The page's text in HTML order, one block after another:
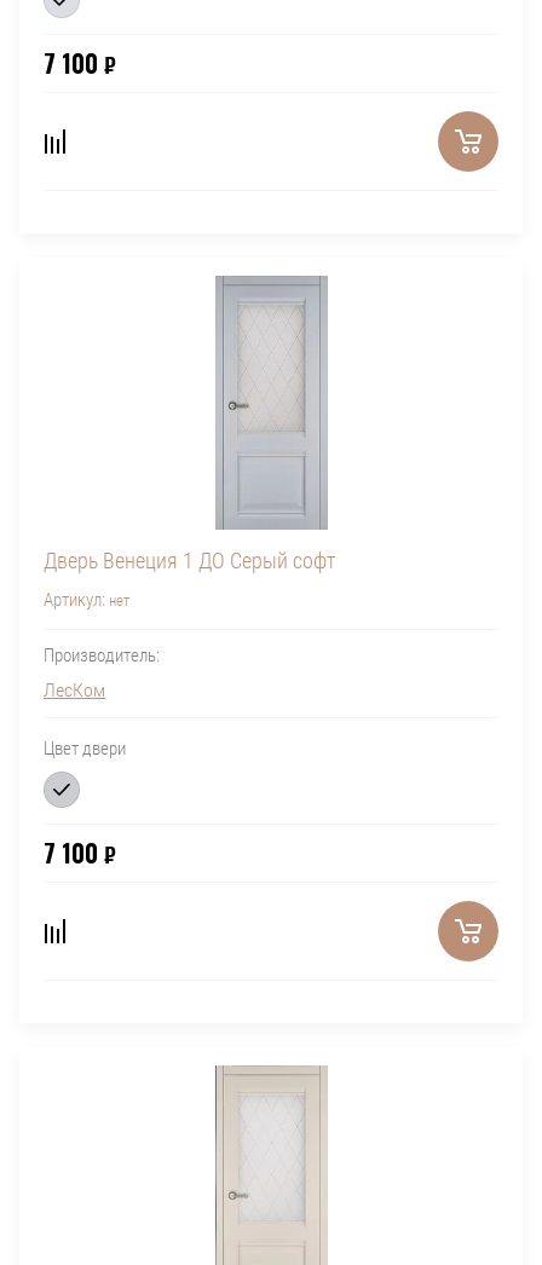
7 100 ₽
Дверь Венеция 1 ДО Серый софт
Артикул: нет
Производитель:
ЛесКом
Цвет двери
7 100 ₽